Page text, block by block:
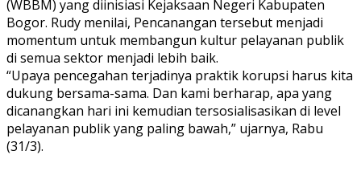
(WBBM) yang diinisiasi Kejaksaan Negeri Kabupaten
Bogor. Rudy menilai, Pencanangan tersebut menjadi
momentum untuk membangun kultur pelayanan publik
di semua sektor menjadi lebih baik.
“Upaya pencegahan terjadinya praktik korupsi harus kita
dukung bersama-sama. Dan kami berharap, apa yang
dicanangkan hari ini kemudian tersosialisasikan di level
pelayanan publik yang paling bawah,” ujarnya, Rabu
(31/3).